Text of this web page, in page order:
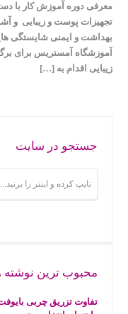
معرفی دوره آموزش کار با
تجهیزات پوست و زیبایی و
بهداشت و ایمنی شایستگی
آموزشگاه آمستریس برای
زیبایی اقدام به […]
جستجو در سایت
محبوب ترین نوشته
تفاوت تزریق چربی